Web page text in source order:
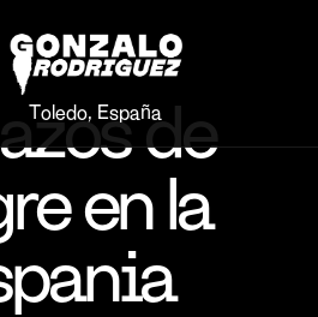
Toledo, Españade
en la